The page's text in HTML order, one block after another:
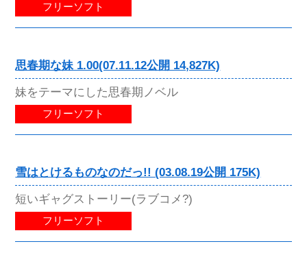
フリーソフト
思春期な妹 1.00(07.11.12公開 14,827K)
妹をテーマにした思春期ノベル
フリーソフト
雪はとけるものなのだっ!! (03.08.19公開 175K)
短いギャグストーリー(ラブコメ?)
フリーソフト